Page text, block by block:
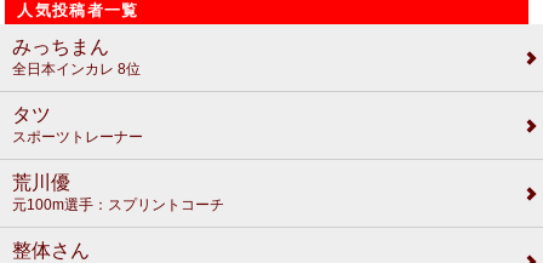
人気投稿者一覧
みっちまん
全日本インカレ 8位
タツ
スポーツトレーナー
荒川優
元100m選手：スプリントコーチ
整体さん